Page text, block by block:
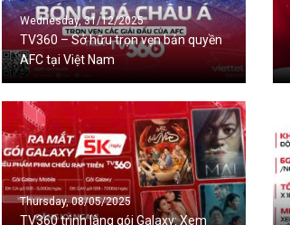
Wednesday, 31/12/2025
TV360 – Sở hữu trọn vẹn bản quyền
AFC tại Việt Nam
Thursday, 08/05/2025
TV360 trình làng gói Galaxy: Xem